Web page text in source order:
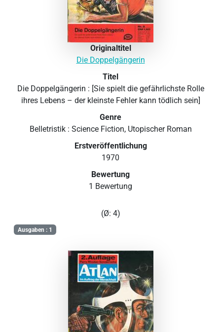
Originaltitel
Die Doppelgängerin
Titel
Die Doppelgängerin : [Sie spielt die gefährlichste Rolle
ihres Lebens – der kleinste Fehler kann tödlich sein]
Genre
Belletristik : Science Fiction, Utopischer Roman
Erstveröffentlichung
1970
Bewertung
1 Bewertung
(Ø: 4)
Ausgaben : 1